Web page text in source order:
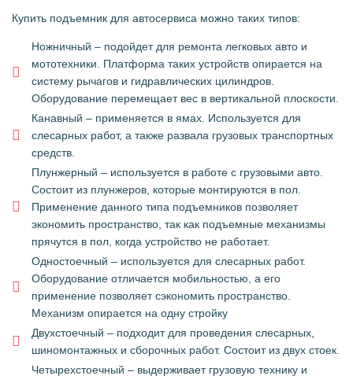
Купить подъемник для автосервиса можно таких типов:
Ножничный – подойдет для ремонта легковых авто и
мототехники. Платформа таких устройств опирается на
систему рычагов и гидравлических цилиндров.
Оборудование перемещает вес в вертикальной плоскости.
Канавный – применяется в ямах. Используется для
слесарных работ, а также развала грузовых транспортных
средств.
Плунжерный – используется в работе с грузовыми авто.
Состоит из плунжеров, которые монтируются в пол.
Применение данного типа подъемников позволяет
экономить пространство, так как подъемные механизмы
прячутся в пол, когда устройство не работает.
Одностоечный – используется для слесарных работ.
Оборудование отличается мобильностью, а его
применение позволяет сэкономить пространство.
Механизм опирается на одну стройку
Двухстоечный – подходит для проведения слесарных,
шиномонтажных и сборочных работ. Состоит из двух стоек.
Четырехстоечный – выдерживает грузовую технику и